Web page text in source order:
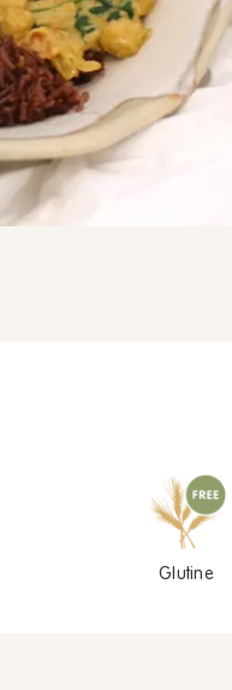
Glutine